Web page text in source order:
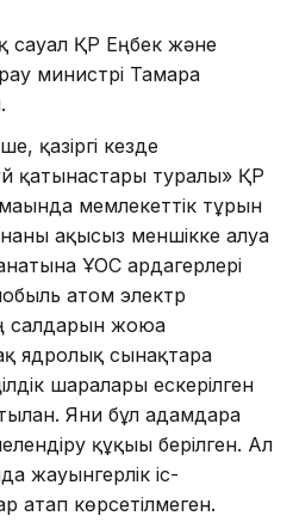
сауал ҚР Еңбек және
министрі Тамара
қазіргі кезде
қатынастары туралы» ҚР
мемлекеттік тұрғын
ақысыз меншікке алуға
ҰОС ардагерлері
атом электр
салдарын жоюға
ядролық сынақтарға
шаралары ескерілген
Яғни бұл адамдарға
құқығы берілген. Ал
жауынгерлік іс-
атап көрсетілмеген.